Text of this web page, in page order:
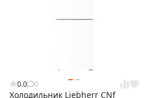
0.0 0
Холодильник Liebherr CNf